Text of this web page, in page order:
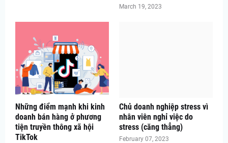
March 19, 2023
Những điểm mạnh khi kinh
doanh bán hàng ở phương
tiện truyền thông xã hội
TikTok
Chủ doanh nghiệp stress vì
nhân viên nghỉ việc do
stress (căng thẳng)
February 07, 2023